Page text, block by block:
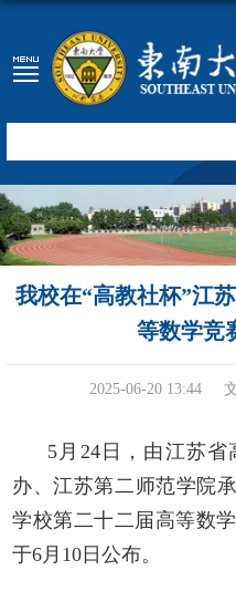
我校在“高教社杯”江
等数学竞
2025-06-20 13:44
5月24日，由江苏
办、江苏第二师范学院
学校第二十二届高等数
于6月10日公布。